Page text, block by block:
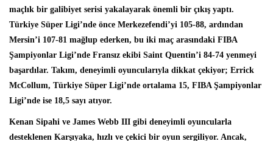
maçlık bir galibiyet serisi yakalayarak önemli bir çıkış yaptı.
Türkiye Süper Ligi’nde önce Merkezefendi’yi 105-88, ardından
Mersin’i 107-81 mağlup ederken, bu iki maç arasındaki FIBA
Şampiyonlar Ligi’nde Fransız ekibi Saint Quentin’i 84-74 yenmeyi
başardılar. Takım, deneyimli oyuncularıyla dikkat çekiyor; Errick
McCollum, Türkiye Süper Ligi’nde ortalama 15, FIBA Şampiyonlar
Ligi’nde ise 18,5 sayı atıyor.
Kenan Sipahi ve James Webb III gibi deneyimli oyuncularla
desteklenen Karşıyaka, hızlı ve çekici bir oyun sergiliyor. Ancak,